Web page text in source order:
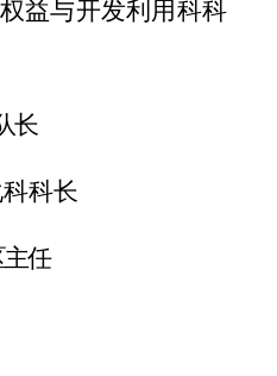
益与开发利用科科
长
科长
任